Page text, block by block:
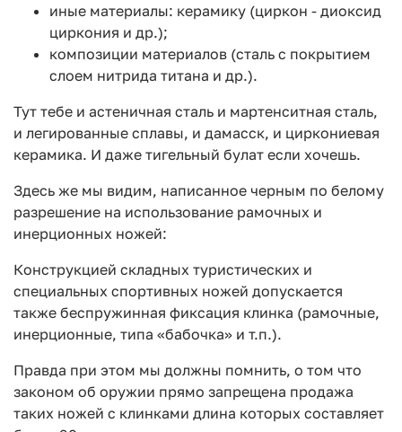
иные материалы: керамику (циркон - диоксид
циркония и др.);
композиции материалов (сталь с покрытием
слоем нитрида титана и др.).
Тут тебе и астеничная сталь и мартенситная сталь,
и легированные сплавы, и дамасск, и циркониевая
керамика. И даже тигельный булат если хочешь.
Здесь же мы видим, написанное черным по белому
разрешение на использование рамочных и
инерционных ножей:
Конструкцией складных туристических и
специальных спортивных ножей допускается
также беспружинная фиксация клинка (рамочные,
инерционные, типа «бабочка» и т.п.).
Правда при этом мы должны помнить, о том что
законом об оружии прямо запрещена продажа
таких ножей с клинками длина которых составляет